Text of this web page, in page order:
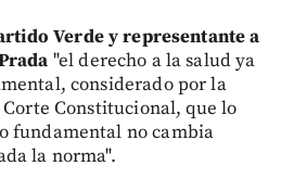
Verde y representante a
"el derecho a la salud ya
considerado por la
Constitucional, que lo
fundamental no cambia
la norma".